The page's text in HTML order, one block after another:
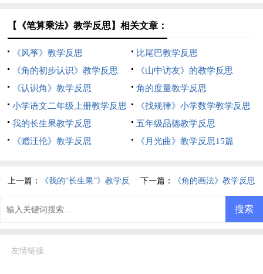
【《笔算乘法》教学反思】相关文章：
《风筝》教学反思
比尾巴教学反思
《角的初步认识》教学反思
《山中访友》的教学反思
《认识角》教学反思
角的度量教学反思
小学语文二年级上册教学反思
《找规律》小学数学教学反思
我的长生果教学反思
五年级品德教学反思
《赠汪伦》教学反思
《月光曲》教学反思15篇
上一篇： 《我的“长生果”》教学反 下一篇： 《角的画法》教学反思
友情链接: